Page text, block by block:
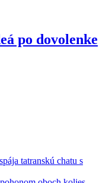
po dovolenke
tatranskú chatu s